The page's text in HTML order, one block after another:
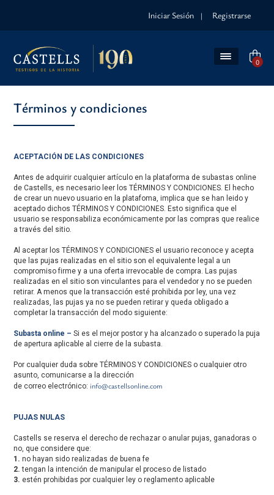
Iniciar Sesión | Registrarse
0
Términos y condiciones
ACEPTACIÓN DE LAS CONDICIONES
Antes de adquirir cualquier artículo en la plataforma de subastas online
de Castells, es necesario leer los TÉRMINOS Y CONDICIONES. El hecho
de crear un nuevo usuario en la platafoma, implica que se han leido y
aceptado dichos TÉRMINOS Y CONDICIONES. Esto significa que el
usuario se responsabiliza económicamente por las compras que realice
a través del sitio.
Al aceptar los TÉRMINOS Y CONDICIONES el usuario reconoce y acepta
que las pujas realizadas en el sitio son el equivalente legal a un
compromiso firme y a una oferta irrevocable de compra. Las pujas
realizadas en el sitio son vinculantes para el vendedor y no se pueden
retirar. A menos que la transacción esté prohibida por ley, una vez
realizadas, las pujas ya no se pueden retirar y queda obligado a
completar la transacción del modo siguiente:
Subasta online – Si es el mejor postor y ha alcanzado o superado la puja
de apertura aplicable al cierre de la subasta.
Por cualquier duda sobre TÉRMINOS Y CONDICIONES o cualquier otro
asunto, comunicarse a la dirección
de correo electrónico: info@castellsonline.com
PUJAS NULAS
Castells se reserva el derecho de rechazar o anular pujas, ganadoras o
no, que considere que:
1.no hayan sido realizadas de buena fe
2. tengan la intención de manipular el proceso de listado
3. estén prohibidas por cualquier ley o reglamento aplicable